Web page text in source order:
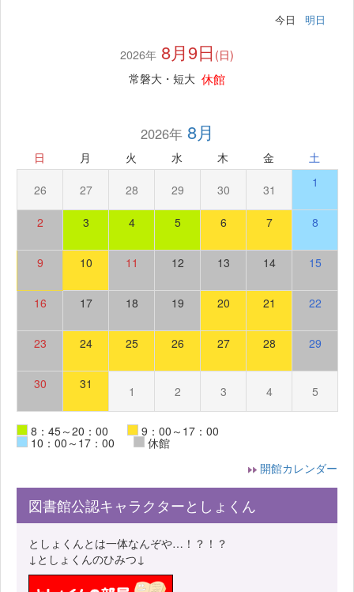
今日 明日
2026年 8月9日 (日)
常磐大・短大 休館
2026年8月
日 月 火 水 木 金 土
26 27 28 29 30 31 1
2 3 4 5 6 7 8
9 10 11 12 13 14 15
16 17 18 19 20 21 22
23 24 25 26 27 28 29
30 31 1 2 3 4 5
8：45～20：00 9：00～17：00
10：00～17：00
休館
開館カレンダー
図書館公認キャラクターとしょくん
としょくんとは一体なんぞや…！？！？
↓としょくんのひみつ↓